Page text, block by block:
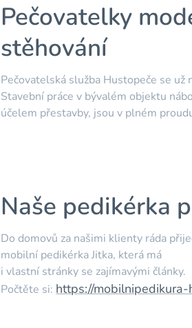
Pečovatelky
stěhování
Pečovatelská služba Hustopeče se
Stavební práce v bývalém objektu
účelem přestavby, jsou v plném
Naše pedikérka
Do domovů za našimi klienty ráda
mobilní pedikérka Jitka, která má
i vlastní stránky se zajímavými články.
Počtěte si: https://mobilnipedikura-